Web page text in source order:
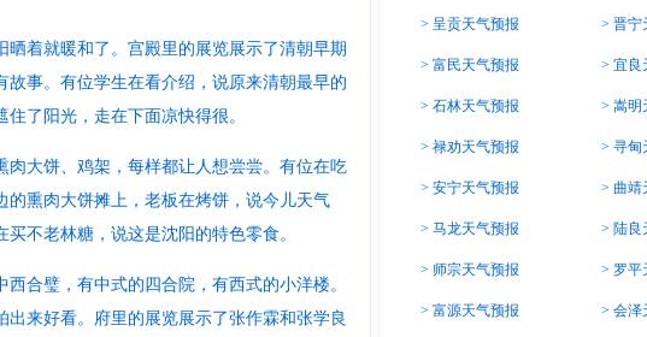
着就暖和了。宫殿里的展览展示了清朝早期
事。有位学生在看介绍，说原来清朝最早的
了阳光，走在下面凉快得很。
大饼、鸡架，每样都让人想尝尝。有位在吃
熏肉大饼摊上，老板在烤饼，说今儿天气
不老林糖，说这是沈阳的特色零食。
合璧，有中式的四合院，有西式的小洋楼。
来好看。府里的展览展示了张作霖和张学良
> 呈贡天气预报 > 晋宁
> 富民天气预报 > 宜良
> 石林天气预报 > 嵩明
> 禄劝天气预报 > 寻甸
> 安宁天气预报 > 曲靖
> 马龙天气预报 > 陆良
> 师宗天气预报 > 罗平
> 富源天气预报 > 会泽